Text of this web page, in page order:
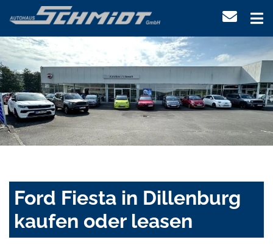
Ford Fiesta in Dillenburg
kaufen oder leasen